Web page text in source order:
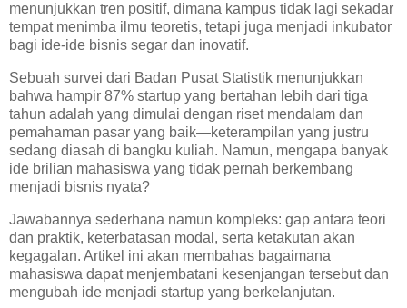
menunjukkan tren positif, dimana kampus tidak lagi sekadar
tempat menimba ilmu teoretis, tetapi juga menjadi inkubator
bagi ide-ide bisnis segar dan inovatif.
Sebuah survei dari Badan Pusat Statistik menunjukkan
bahwa hampir 87% startup yang bertahan lebih dari tiga
tahun adalah yang dimulai dengan riset mendalam dan
pemahaman pasar yang baik—keterampilan yang justru
sedang diasah di bangku kuliah. Namun, mengapa banyak
ide brilian mahasiswa yang tidak pernah berkembang
menjadi bisnis nyata?
Jawabannya sederhana namun kompleks: gap antara teori
dan praktik, keterbatasan modal, serta ketakutan akan
kegagalan. Artikel ini akan membahas bagaimana
mahasiswa dapat menjembatani kesenjangan tersebut dan
mengubah ide menjadi startup yang berkelanjutan.